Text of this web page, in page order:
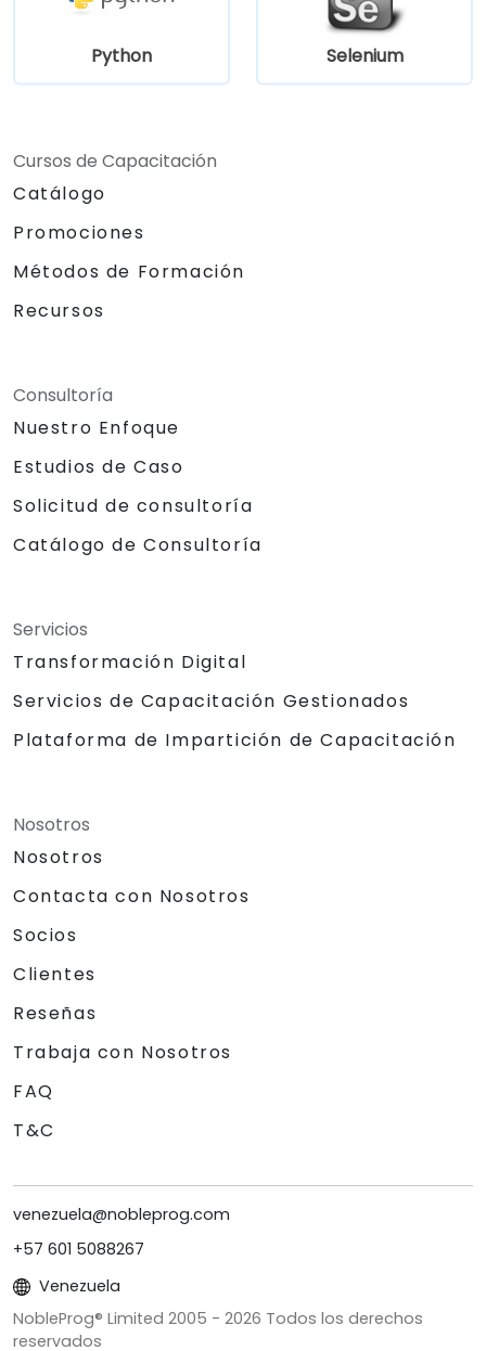
Python Selenium
Cursos de Capacitación
Catálogo
Promociones
Métodos de Formación
Recursos
Consultoría
Nuestro Enfoque
Estudios de Caso
Solicitud de consultoría
Catálogo de Consultoría
Servicios
Transformación Digital
Servicios de Capacitación Gestionados
Plataforma de Impartición de Capacitación
Nosotros
Nosotros
Contacta con Nosotros
Socios
Clientes
Reseñas
Trabaja con Nosotros
FAQ
T&C
venezuela@nobleprog.com
+57 601 5088267
Venezuela
NobleProg® Limited 2005 - 2026 Todos los derechos
reservados